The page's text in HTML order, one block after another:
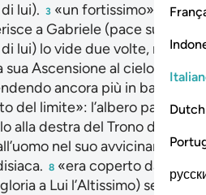
Dutch
lui). 3 «un fortissimo»:
a Gabriele (pace su di lui).
lui) lo vide due volte, nel
sua Ascensione al cielo (vedi
ancora più in basso»:
del limite»: l’albero
alla destra del Trono divino.
nel suo avvicinamento
8 «era coperto da quel
a Lui l’Altissimo) secondo